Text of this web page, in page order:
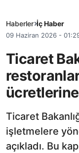
Haberler İç Haber
09 Haziran 2026 -
Ticaret
Ticaret
işletmelere
açıkladı. Bu